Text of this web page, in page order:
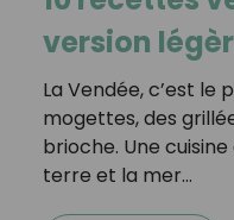
version
La Vendée, c’est le
mogettes, des
brioche. Une
terre et la mer…